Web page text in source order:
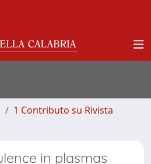
1 Contributo su Rivista
in plasmas